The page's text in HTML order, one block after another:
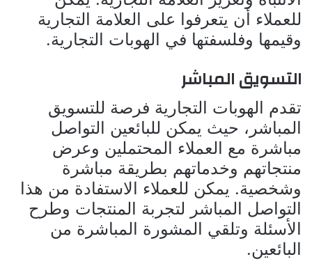
للعملاء أن يتعرفوا على العلامة التجارية
وقيمها وفلسفتها في الهوبات التجارية.
التسويق المباشر
تقدم الهوبات التجارية فرصة للتسويق
المباشر، حيث يمكن للبائعين التواصل
مباشرة مع العملاء المحتملين وعرض
منتجاتهم وخدماتهم بطريقة مباشرة
وشخصية. يمكن للعملاء الاستفادة من هذا
التواصل المباشر لتجربة المنتجات وطرح
الأسئلة وتلقي المشورة المباشرة من
البائعين.